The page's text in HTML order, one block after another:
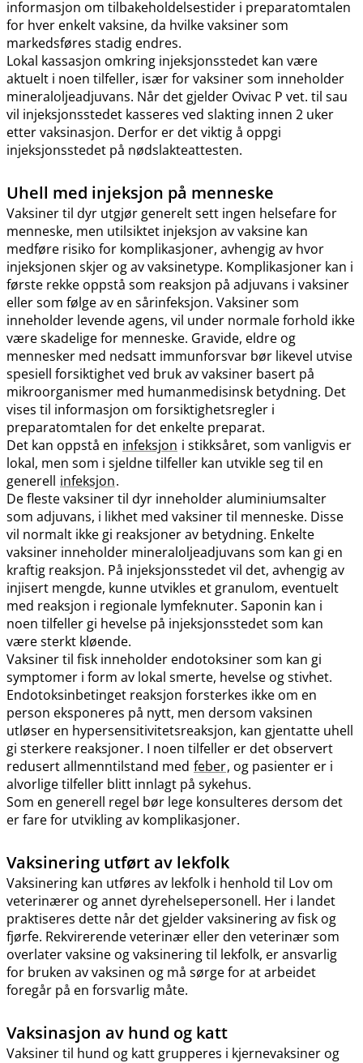
informasjon om tilbakeholdelsestider i preparatomtalen
for hver enkelt vaksine, da hvilke vaksiner som
markedsføres stadig endres.
Lokal kassasjon omkring injeksjonsstedet kan være
aktuelt i noen tilfeller, især for vaksiner som inneholder
mineraloljeadjuvans. Når det gjelder Ovivac P vet. til sau
vil injeksjonsstedet kasseres ved slakting innen 2 uker
etter vaksinasjon. Derfor er det viktig å oppgi
injeksjonsstedet på nødslakteattesten.
Uhell med injeksjon på menneske
Vaksiner til dyr utgjør generelt sett ingen helsefare for
menneske, men utilsiktet injeksjon av vaksine kan
medføre risiko for komplikasjoner, avhengig av hvor
injeksjonen skjer og av vaksinetype. Komplikasjoner kan i
første rekke oppstå som reaksjon på adjuvans i vaksiner
eller som følge av en sårinfeksjon. Vaksiner som
inneholder levende agens, vil under normale forhold ikke
være skadelige for menneske. Gravide, eldre og
mennesker med nedsatt immunforsvar bør likevel utvise
spesiell forsiktighet ved bruk av vaksiner basert på
mikroorganismer med humanmedisinsk betydning. Det
vises til informasjon om forsiktighetsregler i
preparatomtalen for det enkelte preparat.
Det kan oppstå en infeksjon i stikksåret, som vanligvis er
lokal, men som i sjeldne tilfeller kan utvikle seg til en
generell infeksjon.
De fleste vaksiner til dyr inneholder aluminiumsalter
som adjuvans, i likhet med vaksiner til menneske. Disse
vil normalt ikke gi reaksjoner av betydning. Enkelte
vaksiner inneholder mineraloljeadjuvans som kan gi en
kraftig reaksjon. På injeksjonsstedet vil det, avhengig av
injisert mengde, kunne utvikles et granulom, eventuelt
med reaksjon i regionale lymfeknuter. Saponin kan i
noen tilfeller gi hevelse på injeksjonsstedet som kan
være sterkt kløende.
Vaksiner til fisk inneholder endotoksiner som kan gi
symptomer i form av lokal smerte, hevelse og stivhet.
Endotoksinbetinget reaksjon forsterkes ikke om en
person eksponeres på nytt, men dersom vaksinen
utløser en hypersensitivitetsreaksjon, kan gjentatte uhell
gi sterkere reaksjoner. I noen tilfeller er det observert
redusert allmenntilstand med feber, og pasienter er i
alvorlige tilfeller blitt innlagt på sykehus.
Som en generell regel bør lege konsulteres dersom det
er fare for utvikling av komplikasjoner.
Vaksinering utført av lekfolk
Vaksinering kan utføres av lekfolk i henhold til Lov om
veterinærer og annet dyrehelsepersonell. Her i landet
praktiseres dette når det gjelder vaksinering av fisk og
fjørfe. Rekvirerende veterinær eller den veterinær som
overlater vaksine og vaksinering til lekfolk, er ansvarlig
for bruken av vaksinen og må sørge for at arbeidet
foregår på en forsvarlig måte.
Vaksinasjon av hund og katt
Vaksiner til hund og katt grupperes i kjernevaksiner og